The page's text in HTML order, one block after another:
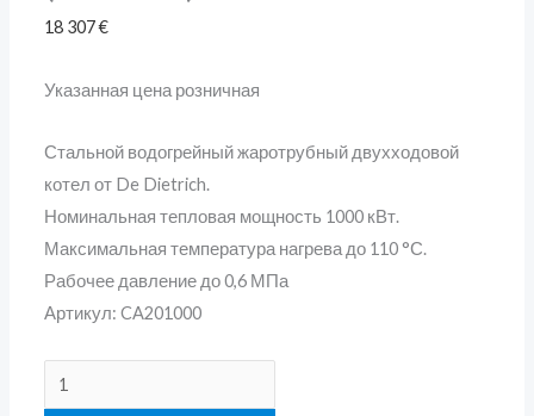
18 307€
Указанная цена розничная
Стальной водогрейный жаротрубный двухходовой
котел от De Dietrich.
Номинальная тепловая мощность 1000 кВт.
Максимальная температура нагрева до 110 °С.
Рабочее давление до 0,6 МПа
Артикул: CA201000